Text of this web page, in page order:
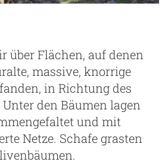
Flächen, auf denen
massive, knorrige
in Richtung des
den Bäumen lagen
und mit
Netze. Schafe grasten